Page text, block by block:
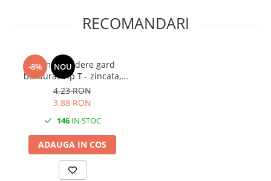
RECOMANDARI
-8% NOU
Clema prindere gard
bordurat Tip T - zincata,
antifurt
4,23 RON
3,88 RON
146IN STOC
ADAUGA IN COS